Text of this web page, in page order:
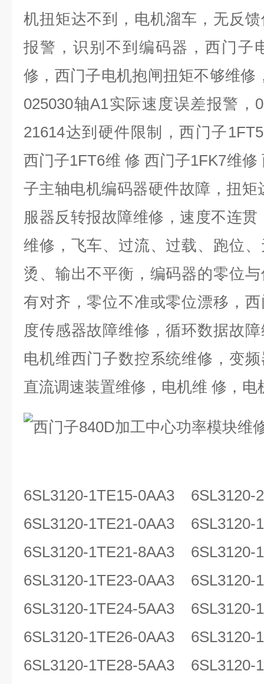
机扭矩达不到，电机溜车，无反
报警，识别不到编码器，西门子
修，西门子电机抱闸扭矩不够维修
025030轴A1实际速度误差报警，
21614达到硬件限制，西门子1FT5
西门子1FT6维 修 西门子1FK7维修
子主轴电机编码器硬件故障，扭矩
服器反转报故障维修，速度不连
维修，飞车、过流、过载、跑位
烫、输出不平衡，编码器的零位
有对齐，零位不准或零位漂移，
度传感器故障维修，循环数据故
电机维西门子数控系统维修，变
直流调速装置维修，电机维 修，电
6SL3120-1TE15-0AA3 6SL3120-
6SL3120-1TE21-0AA3
6SL3120-1TE21-8AA3
6SL3120-1TE23-0AA3
6SL3120-1TE24-5AA3
6SL3120-1TE26-0AA3
6SL3120-1TE28-5AA3